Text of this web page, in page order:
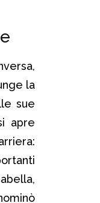
la
sue
apre